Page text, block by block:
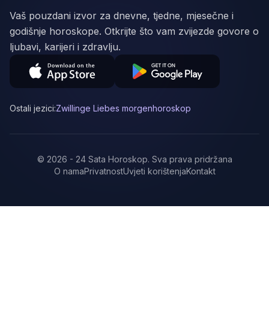
Vaš pouzdani izvor za dnevne, tjedne, mjesečne i
godišnje horoskope. Otkrijte što vam zvijezde govore o
ljubavi, karijeri i zdravlju.
Ostali jezici:Zwillinge Liebes morgenhoroskop
© 2026 - 24 Sata Horoskop. Sva prava pridržana
O namaPrivatnostUvjeti korištenjaKontakt